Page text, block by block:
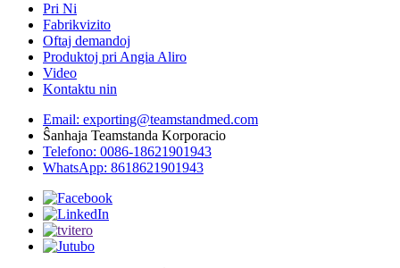
Pri Ni
Fabrikvizito
Oftaj demandoj
Produktoj pri Angia Aliro
Video
Kontaktu nin
Email: exporting@teamstandmed.com
Ŝanhaja Teamstanda Korporacio
Telefono: 0086-18621901943
WhatsApp: 8618621901943